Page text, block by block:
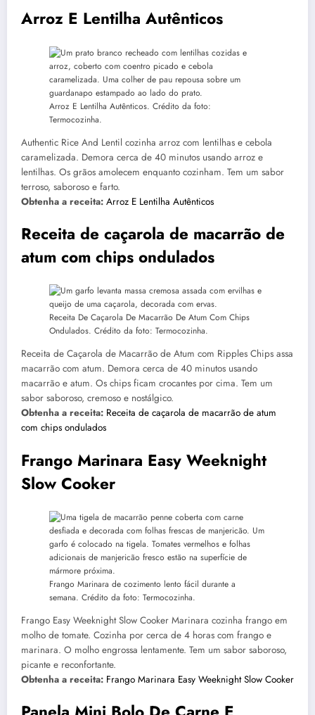
Arroz E Lentilha Autênticos
Arroz E Lentilha Autênticos. Crédito da foto:
Termocozinha.
Authentic Rice And Lentil cozinha arroz com lentilhas e cebola
caramelizada. Demora cerca de 40 minutos usando arroz e
lentilhas. Os grãos amolecem enquanto cozinham. Tem um sabor
terroso, saboroso e farto.
Obtenha a receita: Arroz E Lentilha Autênticos
Receita de caçarola de macarrão de
atum com chips ondulados
Receita De Caçarola De Macarrão De Atum Com Chips
Ondulados. Crédito da foto: Termocozinha.
Receita de Caçarola de Macarrão de Atum com Ripples Chips assa
macarrão com atum. Demora cerca de 40 minutos usando
macarrão e atum. Os chips ficam crocantes por cima. Tem um
sabor saboroso, cremoso e nostálgico.
Obtenha a receita: Receita de caçarola de macarrão de atum
com chips ondulados
Frango Marinara Easy Weeknight
Slow Cooker
Frango Marinara de cozimento lento fácil durante a
semana. Crédito da foto: Termocozinha.
Frango Easy Weeknight Slow Cooker Marinara cozinha frango em
molho de tomate. Cozinha por cerca de 4 horas com frango e
marinara. O molho engrossa lentamente. Tem um sabor saboroso,
picante e reconfortante.
Obtenha a receita: Frango Marinara Easy Weeknight Slow Cooker